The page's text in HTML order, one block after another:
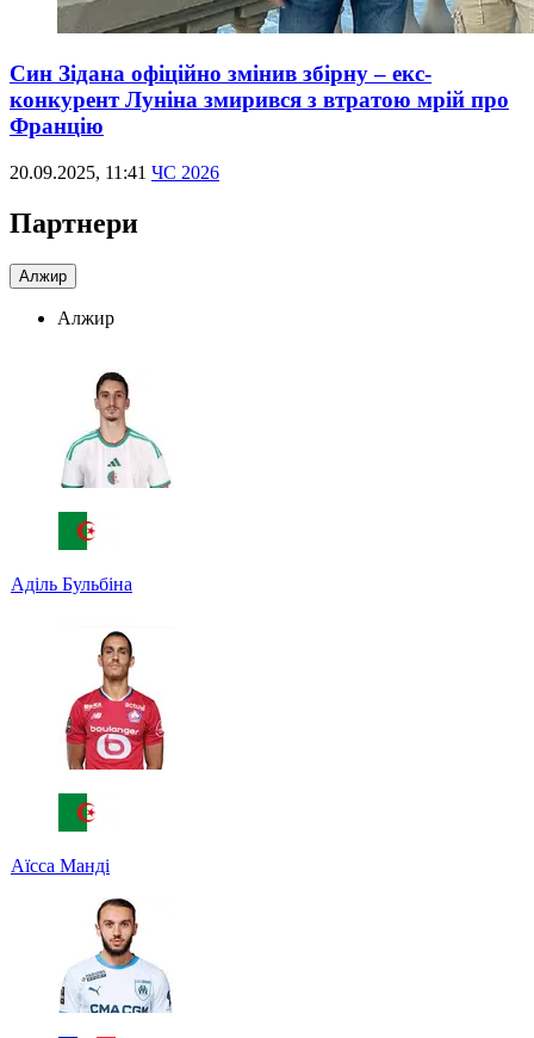
Син Зідана офіційно змінив збірну – екс-
конкурент Луніна змирився з втратою мрій про
Францію
20.09.2025, 11:41 ЧС 2026
Партнери
Алжир
Алжир
Аділь Бульбіна
Аїсса Манді